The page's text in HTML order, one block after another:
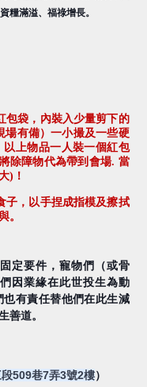
糧滿溢、福祿增長。
包袋，內裝入少量剪下的
場有備）一小撮及一些硬
上物品一人裝一個紅包
除障物代為帶到會場. 當
) ！
子，以手捏成指模及擦拭
。
定要件，寵物們（或骨
因業緣在此世投生為動
有責任替他們在此生減
善道。
509巷7弄3號2樓）